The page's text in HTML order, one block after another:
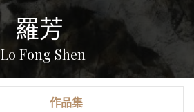
羅芳
Lo Fong Shen
作品集